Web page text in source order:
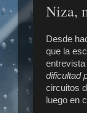
Niza,
Desde
que la
dificultad
circuitos
luego en